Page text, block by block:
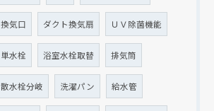
換気口 ダクト換気扇 ＵＶ除菌機能
単水栓 浴室水栓取替 排気筒
散水栓分岐 洗濯パン 給水管